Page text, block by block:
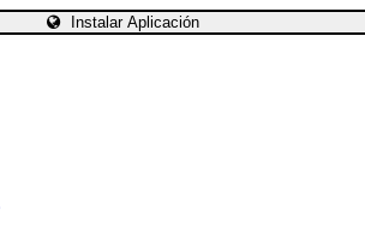
Instalar Aplicación